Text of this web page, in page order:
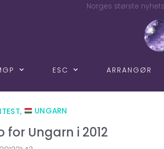
Norges største
ESC ARRANGØR
, UNGARN
Ungarn i 2012